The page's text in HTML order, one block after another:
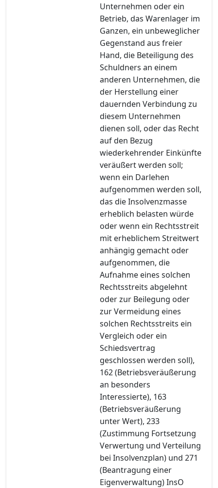
Unternehmen oder ein
Betrieb, das Warenlager im
Ganzen, ein unbeweglicher
Gegenstand aus freier
Hand, die Beteiligung des
Schuldners an einem
anderen Unternehmen, die
der Herstellung einer
dauernden Verbindung zu
diesem Unternehmen
dienen soll, oder das Recht
auf den Bezug
wiederkehrender Einkünfte
veräußert werden soll;
wenn ein Darlehen
aufgenommen werden soll,
das die Insolvenzmasse
erheblich belasten würde
oder wenn ein Rechtsstreit
mit erheblichem Streitwert
anhängig gemacht oder
aufgenommen, die
Aufnahme eines solchen
Rechtsstreits abgelehnt
oder zur Beilegung oder
zur Vermeidung eines
solchen Rechtsstreits ein
Vergleich oder ein
Schiedsvertrag
geschlossen werden soll),
162 (Betriebsveräußerung
an besonders
Interessierte), 163
(Betriebsveräußerung
unter Wert), 233
(Zustimmung Fortsetzung
Verwertung und Verteilung
bei Insolvenzplan) und 271
(Beantragung einer
Eigenverwaltung) InsO